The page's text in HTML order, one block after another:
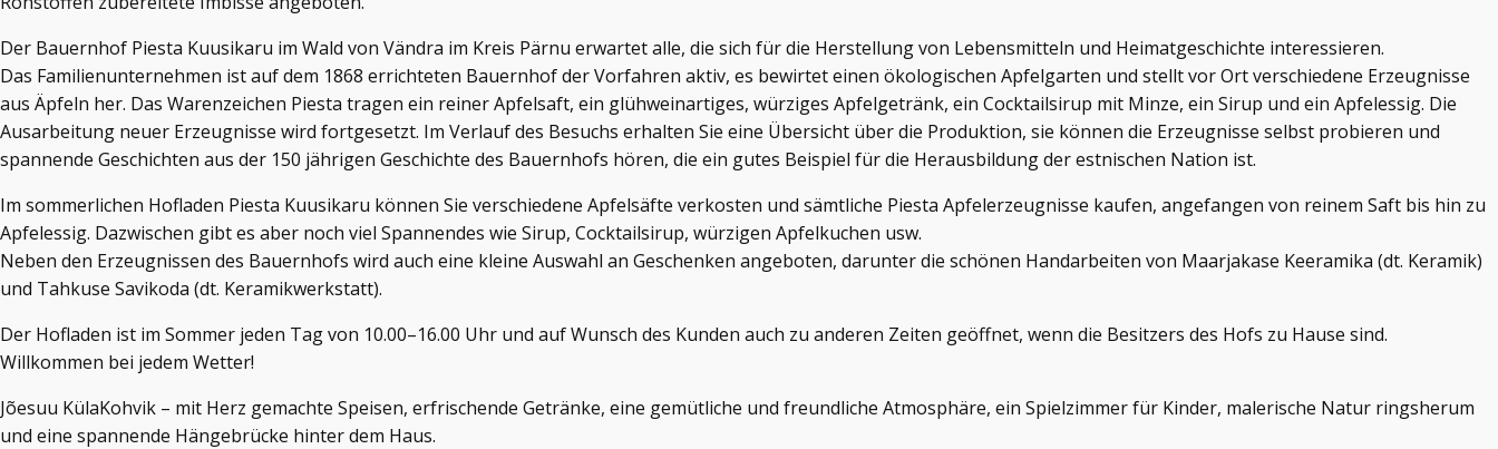
Der Bauernhof Piesta Kuusikaru im Wald von Vändra im Kreis Pärnu erwartet alle, die sich für die Herstellung von Lebensmitteln und Heimatgeschichte interessieren.
Das Familienunternehmen ist auf dem 1868 errichteten Bauernhof der Vorfahren aktiv, es bewirtet einen ökologischen Apfelgarten und stellt vor Ort verschiedene Erzeugnisse
aus Äpfeln her. Das Warenzeichen Piesta tragen ein reiner Apfelsaft, ein glühweinartiges, würziges Apfelgetränk, ein Cocktailsirup mit Minze, ein Sirup und ein Apfelessig. Die
Ausarbeitung neuer Erzeugnisse wird fortgesetzt. Im Verlauf des Besuchs erhalten Sie eine Übersicht über die Produktion, sie können die Erzeugnisse selbst probieren und
spannende Geschichten aus der 150 jährigen Geschichte des Bauernhofs hören, die ein gutes Beispiel für die Herausbildung der estnischen Nation ist.
Im sommerlichen Hofladen Piesta Kuusikaru können Sie verschiedene Apfelsäfte verkosten und sämtliche Piesta Apfelerzeugnisse kaufen, angefangen von reinem Saft bis hin zu
Apfelessig. Dazwischen gibt es aber noch viel Spannendes wie Sirup, Cocktailsirup, würzigen Apfelkuchen usw.
Neben den Erzeugnissen des Bauernhofs wird auch eine kleine Auswahl an Geschenken angeboten, darunter die schönen Handarbeiten von Maarjakase Keeramika (dt. Keramik)
und Tahkuse Savikoda (dt. Keramikwerkstatt).
Der Hofladen ist im Sommer jeden Tag von 10.00–16.00 Uhr und auf Wunsch des Kunden auch zu anderen Zeiten geöffnet, wenn die Besitzers des Hofs zu Hause sind.
Willkommen bei jedem Wetter!
Jõesuu KülaKohvik – mit Herz gemachte Speisen, erfrischende Getränke, eine gemütliche und freundliche Atmosphäre, ein Spielzimmer für Kinder, malerische Natur ringsherum
und eine spannende Hängebrücke hinter dem Haus.